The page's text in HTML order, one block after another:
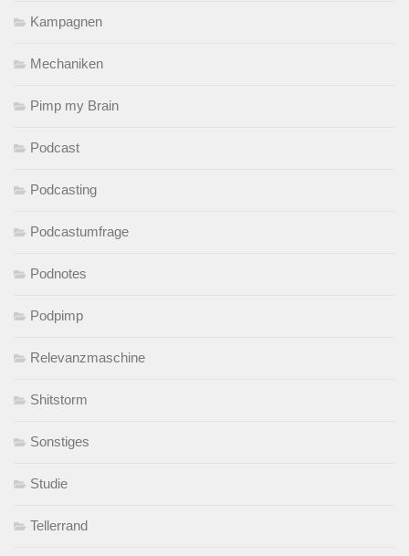
Kampagnen
Mechaniken
Pimp my Brain
Podcast
Podcasting
Podcastumfrage
Podnotes
Podpimp
Relevanzmaschine
Shitstorm
Sonstiges
Studie
Tellerrand